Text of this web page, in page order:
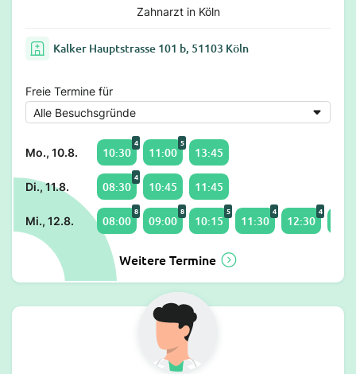
Zahnarzt in Köln
Kalker Hauptstrasse 101 b, 51103 Köln
Freie Termine für
Mo., 10.8. 10:30
4
11:00
5
13:45
Di., 11.8. 08:30
4
10:45 11:45
Mi., 12.8. 08:00
8
09:00
8
10:15
5
11:30
4
12:30
4
Weitere Termine